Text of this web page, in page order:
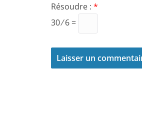
Résoudre : *
30 ⁄ 6 =